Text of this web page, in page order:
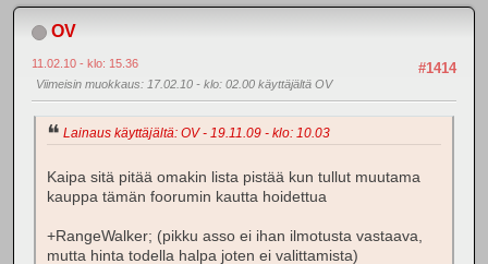
OV
#1414
11.02.10 - klo: 15.36
Viimeisin muokkaus: 17.02.10 - klo: 02.00 käyttäjältä OV
Lainaus käyttäjältä: OV - 19.11.09 - klo: 10.03
Kaipa sitä pitää omakin lista pistää kun tullut muutama
kauppa tämän foorumin kautta hoidettua
+RangeWalker; (pikku asso ei ihan ilmotusta vastaava,
mutta hinta todella halpa joten ei valittamista)